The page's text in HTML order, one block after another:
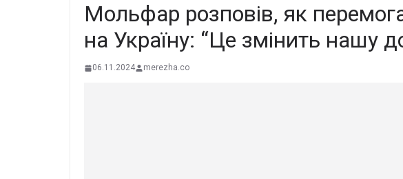
Мольфар розповів, як
на Україну: “Це змінить нашу
06.11.2024 merezha.co